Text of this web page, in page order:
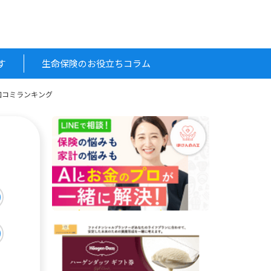
生命保険のお役立ちコラム
ミランキング